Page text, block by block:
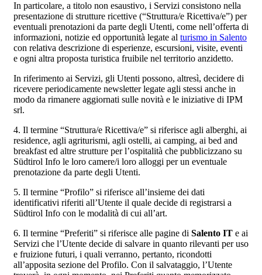
In particolare, a titolo non esaustivo, i Servizi consistono nella
presentazione di strutture ricettive (“Struttura/e Ricettiva/e”) per
eventuali prenotazioni da parte degli Utenti, come nell’offerta di
informazioni, notizie ed opportunità legate al turismo in Salento
con relativa descrizione di esperienze, escursioni, visite, eventi
e ogni altra proposta turistica fruibile nel territorio anzidetto.
In riferimento ai Servizi, gli Utenti possono, altresì, decidere di
ricevere periodicamente newsletter legate agli stessi anche in
modo da rimanere aggiornati sulle novità e le iniziative di IPM
srl.
4. Il termine “Struttura/e Ricettiva/e” si riferisce agli alberghi, ai
residence, agli agriturismi, agli ostelli, ai camping, ai bed and
breakfast ed altre strutture per l’ospitalità che pubblicizzano su
Südtirol Info le loro camere/i loro alloggi per un eventuale
prenotazione da parte degli Utenti.
5. Il termine “Profilo” si riferisce all’insieme dei dati
identificativi riferiti all’Utente il quale decide di registrarsi a
Südtirol Info con le modalità di cui all’art.
6. Il termine “Preferiti” si riferisce alle pagine di Salento IT e ai
Servizi che l’Utente decide di salvare in quanto rilevanti per uso
e fruizione futuri, i quali verranno, pertanto, ricondotti
all’apposita sezione del Profilo. Con il salvataggio, l’Utente